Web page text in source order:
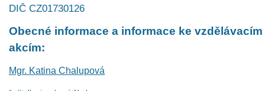
DIČ CZ01730126
Obecné informace a informace ke vzdělávacím
akcím:
Mgr. Katina Chalupová